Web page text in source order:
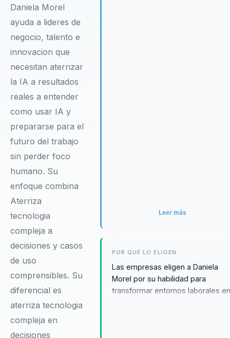
Daniela Morel
ayuda a lideres de
negocio, talento e
innovacion que
necesitan aterrizar
la IA a resultados
reales a entender
como usar IA y
prepararse para el
futuro del trabajo
sin perder foco
humano. Su
enfoque combina
Aterriza
tecnologia
compleja a
decisiones y casos
de uso
comprensibles. Su
diferencial es
aterriza tecnologia
compleja en
decisiones
Leer más
POR QUÉ LO ELIGEN
Las empresas eligen a Daniela
Morel por su habilidad para
transformar entornos laborales